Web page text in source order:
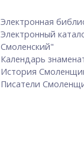
Электронная
Электронный
Смоленский"
Календарь
История
Писатели